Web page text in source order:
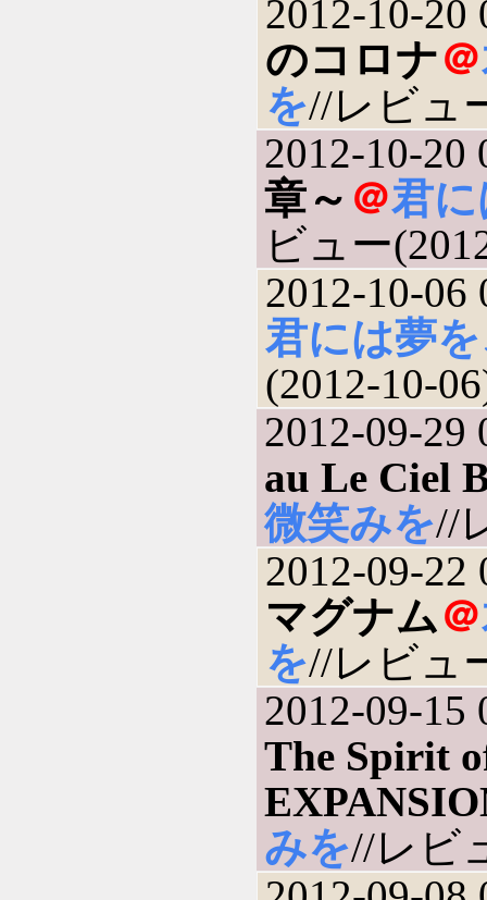
2012-10-20
のコロナ＠
を//レビュ
2012-10-20
章～ ＠君
ビュー
2012-10-06
君には夢
(2012-10-
2012-09-29
au Le Ciel
微笑みを//
2012-09-22
マグナム＠
を//レビュ
2012-09-15
The Spirit
みを//レビ